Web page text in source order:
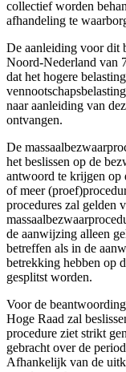
collectief worden
afhandeling te
De aanleiding voor dit
Noord-Nederland van
dat het hogere
naar aanleiding van
ontvangen.
De
het beslissen op de
antwoord te krijgen op
of meer
procedures zal gelden
de aanwijzing alleen
betreffen als in de
betrekking hebben op
gesplitst worden.
Voor de
Hoge Raad zal
procedure ziet strikt
gebracht over de
Afhankelijk van de